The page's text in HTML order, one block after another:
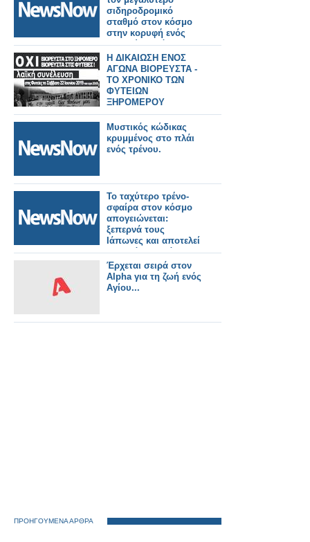
σιδηροδρομικό
σταθμό στον κόσμο
στην κορυφή ενός
βουνού σε μόλις 38
μήνες!
Η ΔΙΚΑΙΩΣΗ ΕΝΟΣ
ΑΓΩΝΑ ΒΙΟΡΕΥΣΤΑ -
ΤΟ ΧΡΟΝΙΚΟ ΤΩΝ
ΦΥΤΕΙΩΝ
ΞΗΡΟΜΕΡΟΥ
Μυστικός κώδικας
κρυμμένος στο πλάι
ενός τρένου.
Το ταχύτερο τρένο-
σφαίρα στον κόσμο
απογειώνεται:
ξεπερνά τους
Ιάπωνες και αποτελεί
το μεγάλο καμάρι
ενός έθνους.
Έρχεται σειρά στον
Alpha για τη ζωή ενός
Αγίου...
ΠΡΟΗΓΟΥΜΕΝΑ ΑΡΘΡΑ